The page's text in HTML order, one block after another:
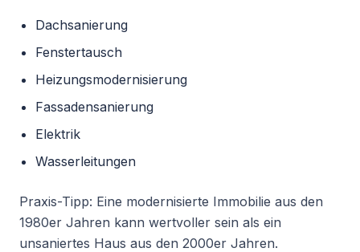
Dachsanierung
Fenstertausch
Heizungsmodernisierung
Fassadensanierung
Elektrik
Wasserleitungen
Praxis-Tipp: Eine modernisierte Immobilie aus den
1980er Jahren kann wertvoller sein als ein
unsaniertes Haus aus den 2000er Jahren.